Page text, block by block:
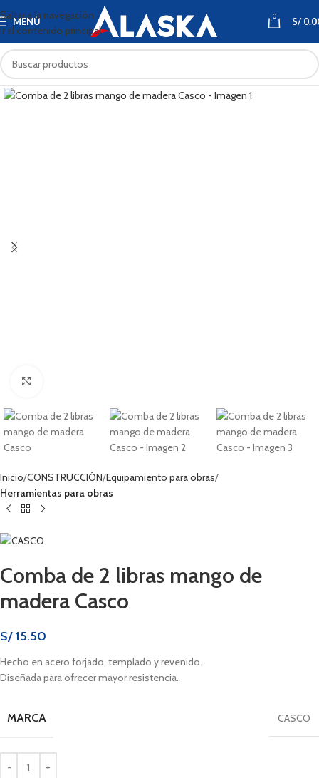
Saltar a la navegación
Ir al contenido principal
MENÚ 0 S/
Inicio CONSTRUCCIÓN Equipamiento para obras
Herramientas para obras
Comba de 2 libras mango de
madera Casco
S/15.50
Hecho en acero forjado, templado y revenido.
Diseñada para ofrecer mayor resistencia.
MARCA CASCO